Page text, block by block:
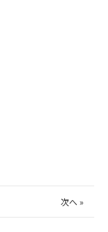
次へ »